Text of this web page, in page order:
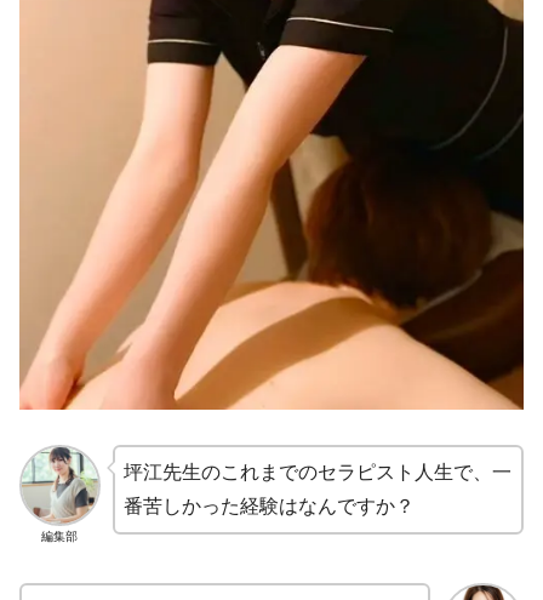
編集部
坪江先生のこれまでのセラピスト人生で、一
番苦しかった経験はなんですか？